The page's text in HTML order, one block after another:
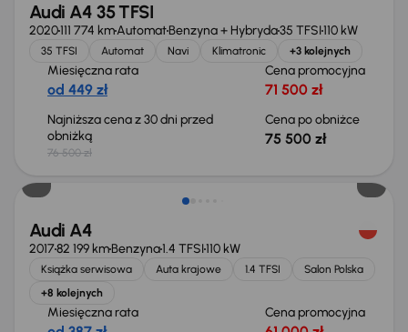
Audi A4 35 TFSI
2020111 774 kmAutomatBenzyna + Hybryda35 TFSI110 kW
35 TFSI Automat Navi Klimatronic +3 kolejnych
Miesięczna rata
od 449 zł
Cena promocyjna
71 500 zł
Najniższa cena z 30 dni przed
obniżką
76 500 zł
Cena po obniżce
75 500 zł
Taniej o 1 000 zł
Audi A4
201782 199 kmBenzyna1.4 TFSI110 kW
Książka serwisowa Auta krajowe 1.4 TFSI
Salon Polska
+8 kolejnych
Miesięczna rata Cena promocyjna